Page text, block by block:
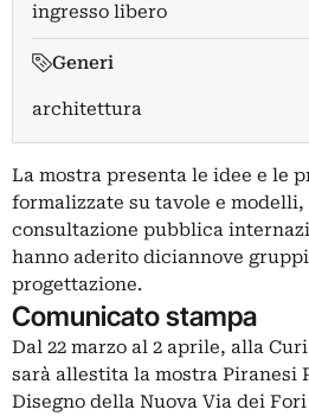
ingresso libero
Generi
architettura
La mostra presenta le idee e le
formalizzate su tavole e modelli,
consultazione pubblica
hanno aderito diciannove
progettazione.
Comunicato stampa
Dal 22 marzo al 2 aprile, alla
sarà allestita la mostra Piranesi
Disegno della Nuova Via dei